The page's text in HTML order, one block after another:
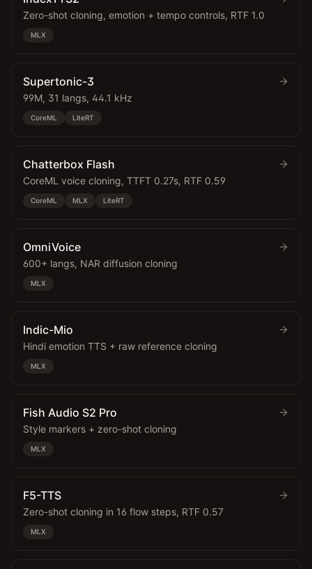
Zero-shot cloning, emotion + tempo controls, RTF 1.0
MLX
Supertonic-3
99M, 31 langs, 44.1 kHz
CoreML LiteRT
Chatterbox Flash
CoreML voice cloning, TTFT 0.27s, RTF 0.59
CoreML MLX LiteRT
OmniVoice
600+ langs, NAR diffusion cloning
MLX
Indic-Mio
Hindi emotion TTS + raw reference cloning
MLX
Fish Audio S2 Pro
Style markers + zero-shot cloning
MLX
F5-TTS
Zero-shot cloning in 16 flow steps, RTF 0.57
MLX